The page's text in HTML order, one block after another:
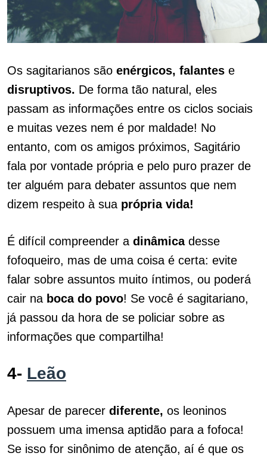
Os sagitarianos são enérgicos, falantes e
disruptivos. De forma tão natural, eles
passam as informações entre os ciclos sociais
e muitas vezes nem é por maldade! No
entanto, com os amigos próximos, Sagitário
fala por vontade própria e pelo puro prazer de
ter alguém para debater assuntos que nem
dizem respeito à sua própria vida!
É difícil compreender a dinâmicadesse
fofoqueiro, mas de uma coisa é certa: evite
falar sobre assuntos muito íntimos, ou poderá
cair na boca do povo! Se você é sagitariano,
já passou da hora de se policiar sobre as
informações que compartilha!
4- Leão
Apesar de parecer diferente, os leoninos
possuem uma imensa aptidão para a fofoca!
Se isso for sinônimo de atenção, aí é que os